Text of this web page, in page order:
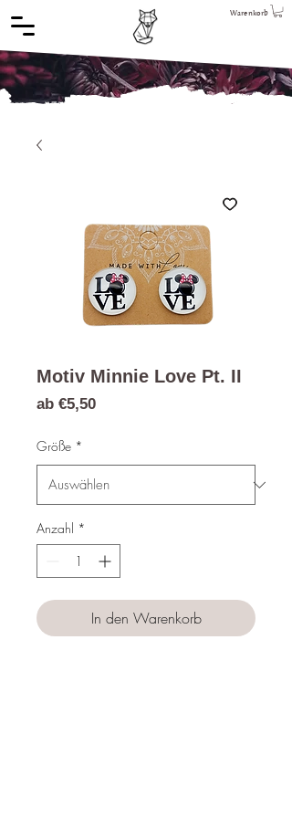
Warenkorb
Motiv Minnie Love Pt. II
ab €5,50Sale-
Größe *
Anzahl *
In den Warenkorb